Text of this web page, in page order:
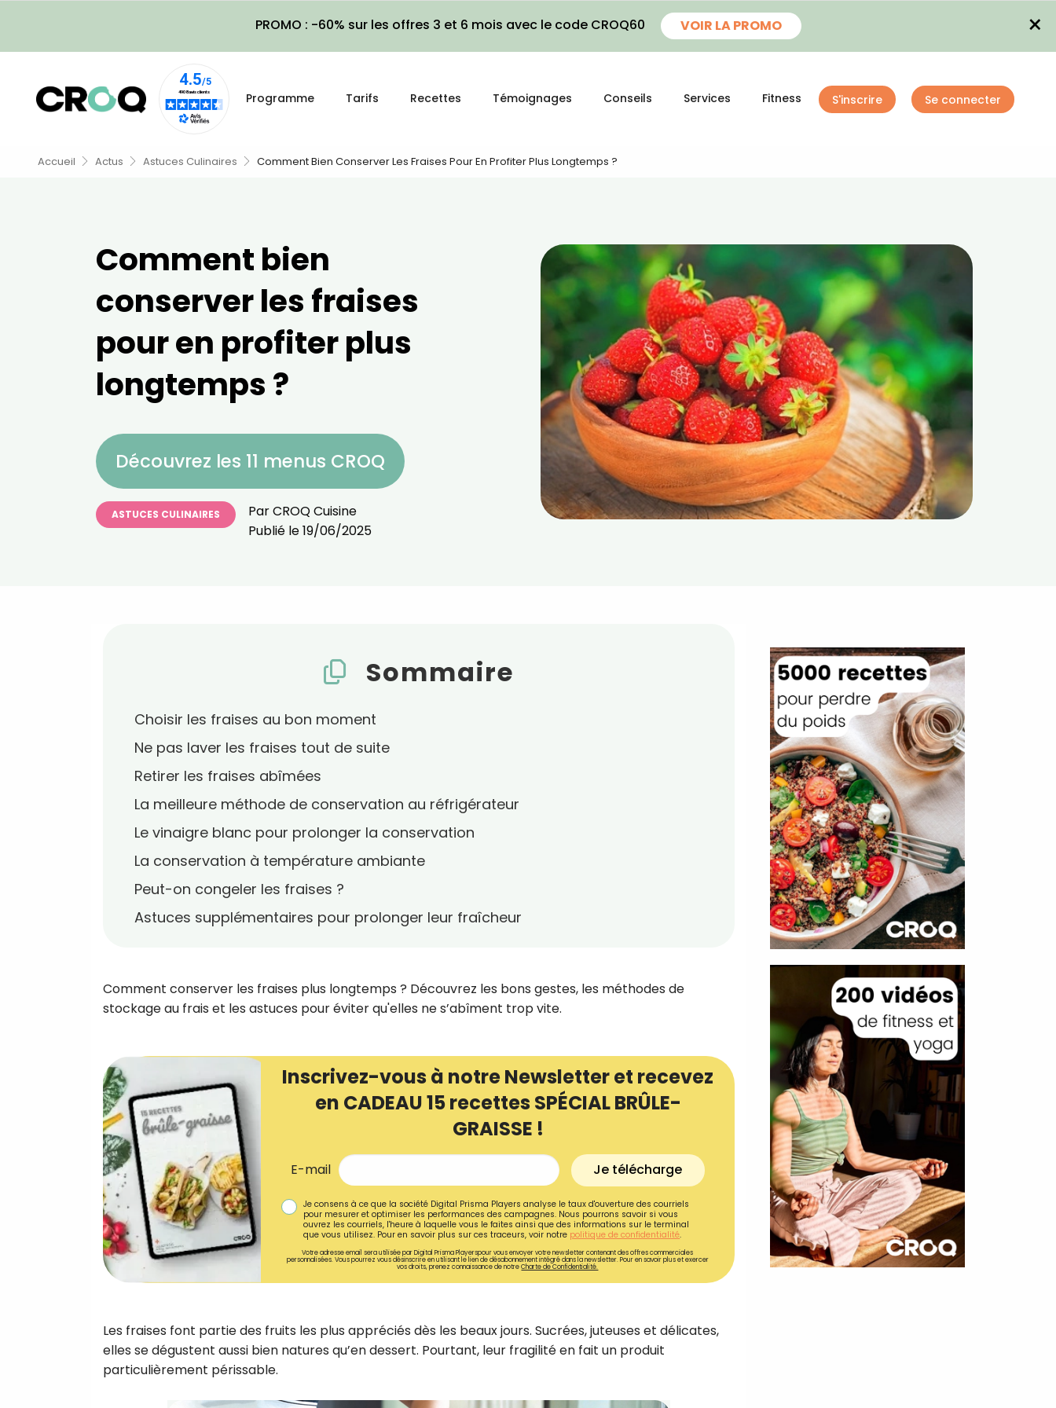
PROMO : -60% sur les offres 3 et 6 mois avec le code CROQ60 VOIR LA PROMO ×
Programme Tarifs Recettes Témoignages Conseils Services Fitness S'inscrire Se connecter
Accueil Actus Astuces Culinaires Comment Bien Conserver Les Fraises Pour En Profiter Plus Longtemps ?
Comment bien
conserver les fraises
pour en profiter plus
longtemps ?
Découvrez les 11 menus CROQ
ASTUCES CULINAIRES ParCROQ Cuisine
Publié le19/06/2025
Sommaire
Choisir les fraises au bon moment
Ne pas laver les fraises tout de suite
Retirer les fraises abîmées
La meilleure méthode de conservation au réfrigérateur
Le vinaigre blanc pour prolonger la conservation
La conservation à température ambiante
Peut-on congeler les fraises ?
Astuces supplémentaires pour prolonger leur fraîcheur
Comment conserver les fraises plus longtemps ? Découvrez les bons gestes, les méthodes de
stockage au frais et les astuces pour éviter qu'elles ne s’abîment trop vite.
Inscrivez-vous à notre Newsletter et recevez
en CADEAU 15 recettes SPÉCIAL BRÛLE-
GRAISSE !
E-mail Je télécharge
Je consens à ce que la société Digital Prisma Players analyse le taux d'ouverture des courriels
pour mesurer et optimiser les performances des campagnes. Nous pourrons savoir si vous
ouvrez les courriels, l'heure à laquelle vous le faites ainsi que des informations sur le terminal
que vous utilisez. Pour en savoir plus sur ces traceurs, voir notre politique de confidentialité.
Votre adresse email sera utilisée par Digital Prisma Playerspour vous envoyer votre newsletter contenant des offres commerciales
personnalisées. Vous pourrez vous désinscrire en utilisant le lien de désabonnement intégré dans la newsletter. Pour en savoir plus et exercer
vos droits, prenez connaissance de notreCharte de Confidentialité.
Les fraises font partie des fruits les plus appréciés dès les beaux jours. Sucrées, juteuses et délicates,
elles se dégustent aussi bien natures qu’en dessert. Pourtant, leur fragilité en fait un produit
particulièrement périssable.
recettes inédites de CROQ
Ainsi que la newsletter promotionnelle de